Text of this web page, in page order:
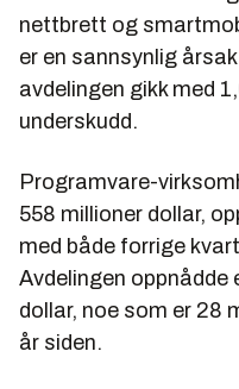
nettbrett og
er en sannsynlig
avdelingen gikk med
underskudd.
Programvare-
558 millioner dollar,
med både forrige
Avdelingen
dollar, noe som er 28
år siden.